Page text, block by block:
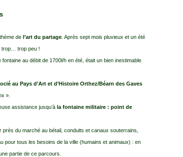
de l’art du partage . Après sept mois pluvieux et un été
trop… trop peu !
au débit de 1700l/h en été, était un bien inestimable
au Pays d’Art et d’Histoire Orthez/Béarn des Gaves
».
assistance jusqu’à la fontaine militaire : point de
du marché au bétail, conduits et canaux souterrains,
pour tous les besoins de la ville (humains et animaux) : en
partie de ce parcours.